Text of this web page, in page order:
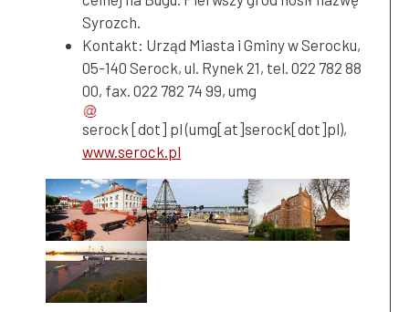
Syrozch.
Kontakt: Urząd Miasta i Gminy w Serocku,
05-140 Serock, ul. Rynek 21, tel. 022 782 88
00, fax. 022 782 74 99, umg
serock [dot] pl(umg[at]serock[dot]pl),
www.serock.pl